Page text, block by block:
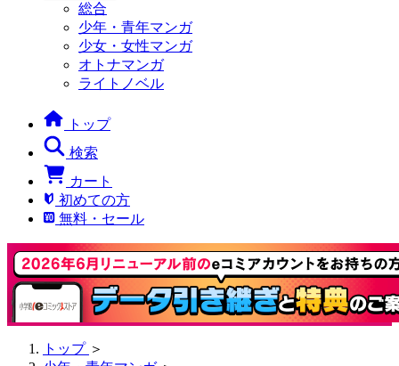
総合
少年・青年マンガ
少女・女性マンガ
オトナマンガ
ライトノベル
トップ
検索
カート
初めての方
無料・セール
トップ ＞